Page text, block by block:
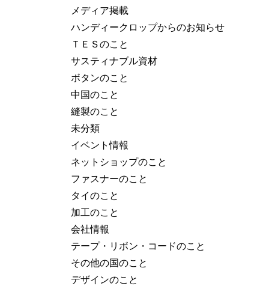
メディア掲載
ハンディークロップからのお知らせ
ＴＥＳのこと
サスティナブル資材
ボタンのこと
中国のこと
縫製のこと
未分類
イベント情報
ネットショップのこと
ファスナーのこと
タイのこと
加工のこと
会社情報
テープ・リボン・コードのこと
その他の国のこと
デザインのこと